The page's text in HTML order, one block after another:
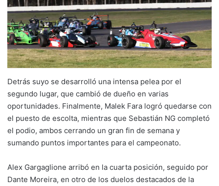
Detrás suyo se desarrolló una intensa pelea por el
segundo lugar, que cambió de dueño en varias
oportunidades. Finalmente, Malek Fara logró quedarse con
el puesto de escolta, mientras que Sebastián NG completó
el podio, ambos cerrando un gran fin de semana y
sumando puntos importantes para el campeonato.
Alex Gargaglione arribó en la cuarta posición, seguido por
Dante Moreira, en otro de los duelos destacados de la